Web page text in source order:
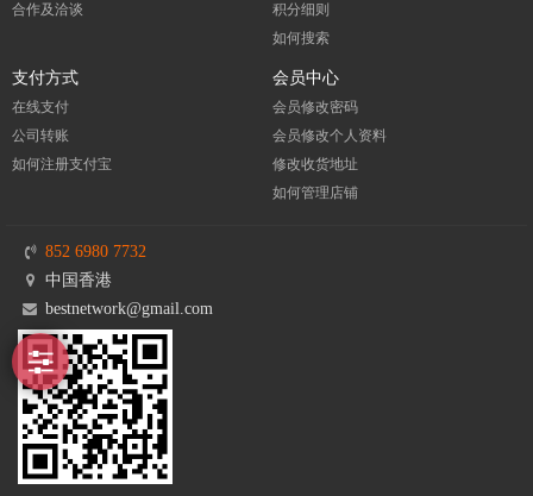
合作及洽谈
积分细则
如何搜索
支付方式
在线支付
公司转账
如何注册支付宝
会员中心
会员修改密码
会员修改个人资料
修改收货地址
如何管理店铺
852 6980 7732
中国香港
bestnetwork@gmail.com